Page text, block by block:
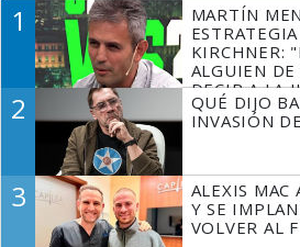
1
MARTÍN
KIRCHNER:
ALGUIEN DE
DECIR A LA
TIENE QUE
2
QUÉ DIJO
INVASIÓN
3
ALEXIS MAC
Y SE
VOLVER AL